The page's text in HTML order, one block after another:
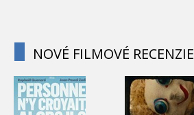
NOVÉ FILMOVÉ RECENZIE